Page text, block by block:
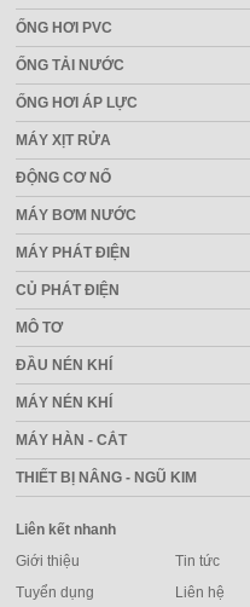
ỐNG HƠI PVC
ỐNG TẢI NƯỚC
ỐNG HƠI ÁP LỰC
MÁY XỊT RỬA
ĐỘNG CƠ NỔ
MÁY BƠM NƯỚC
MÁY PHÁT ĐIỆN
CỦ PHÁT ĐIỆN
MÔ TƠ
ĐẦU NÉN KHÍ
MÁY NÉN KHÍ
MÁY HÀN - CẮT
THIẾT BỊ NÂNG - NGŨ KIM
Liên kết nhanh
Giới thiệu
Tin tức
Tuyển dụng
Liên hệ